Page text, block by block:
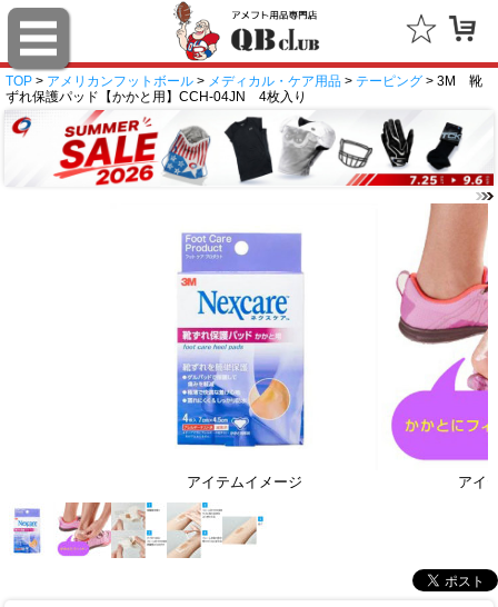
TOP > アメリカンフットボール > メディカル・ケア用品 > テーピング > 3M 靴
ずれ保護パッド【かかと用】CCH-04JN 4枚入り
アイテムイメージ アイ